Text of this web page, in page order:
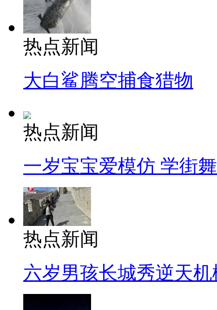
热点新闻
大白鲨腾空捕食猎物
热点新闻
一岁宝宝爱模仿 学街
热点新闻
六岁男孩长城秀逆天机